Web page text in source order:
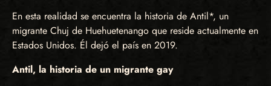
En esta realidad se encuentra la historia de Antil*, un
migrante Chuj de Huehuetenango que reside actualmente en
Estados Unidos. Él dejó el país en 2019.
Antil, la historia de un migrante gay